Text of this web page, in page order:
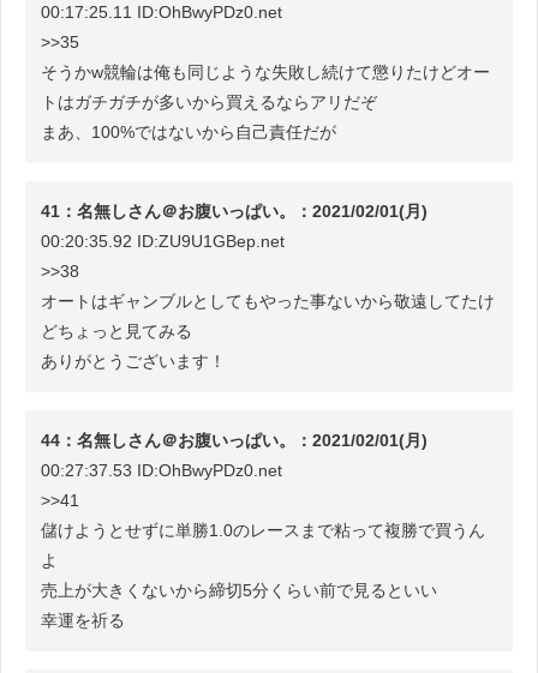
00:17:25.11 ID:OhBwyPDz0.net
>>35
そうかw競輪は俺も同じような失敗し続けて懲りたけどオー
トはガチガチが多いから買えるならアリだぞ
まあ、100%ではないから自己責任だが
41：名無しさん＠お腹いっぱい。：2021/02/01(月)
00:20:35.92 ID:ZU9U1GBep.net
>>38
オートはギャンブルとしてもやった事ないから敬遠してたけ
どちょっと見てみる
ありがとうございます！
44：名無しさん＠お腹いっぱい。：2021/02/01(月)
00:27:37.53 ID:OhBwyPDz0.net
>>41
儲けようとせずに単勝1.0のレースまで粘って複勝で買うん
よ
売上が大きくないから締切5分くらい前で見るといい
幸運を祈る